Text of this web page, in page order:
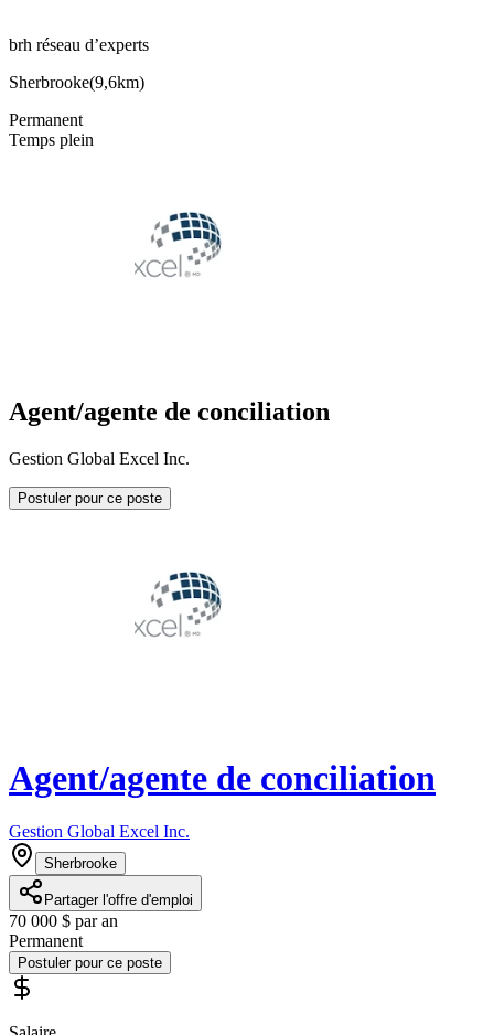
brh réseau d’experts
Sherbrooke(9,6km)
Permanent
Temps plein
Agent/agente de conciliation
Gestion Global Excel Inc.
Postuler pour ce poste
Agent/agente de conciliation
Gestion Global Excel Inc.
Sherbrooke
Partager l'offre d'emploi
70 000 $ par an
Permanent
Postuler pour ce poste